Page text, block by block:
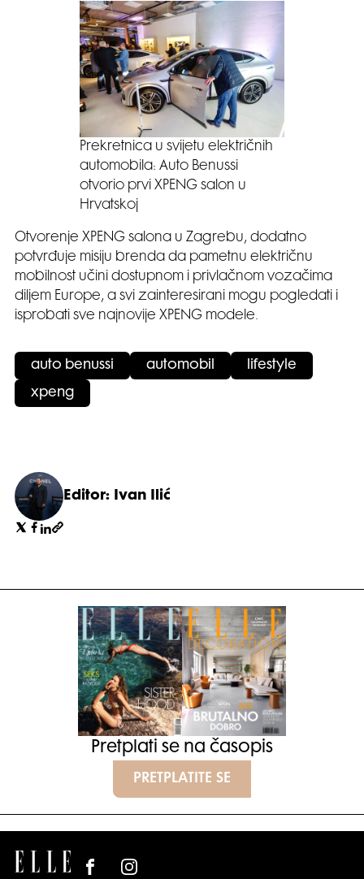
Prekretnica u svijetu električnih
automobila: Auto Benussi
otvorio prvi XPENG salon u
Hrvatskoj
Otvorenje XPENG salona u Zagrebu, dodatno
potvrđuje misiju brenda da pametnu električnu
mobilnost učini dostupnom i privlačnom vozačima
diljem Europe, a svi zainteresirani mogu pogledati i
isprobati sve najnovije XPENG modele.
auto benussi automobil lifestyle
xpeng
Editor: Ivan Ilić
Pretplati se na časopis
PRETPLATITE SE